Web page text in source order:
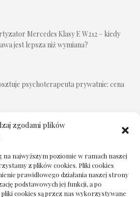
zgodami plików
na najwyższym poziomie w ramach naszej
z plików cookies. Pliki cookies
prawidłowego działania naszej strony
podstawowych jej funkcji, a po
cookies są przez nas wykorzystywane
Mercedes Klasy E W212 – kiedy
jest lepsza niż wymiana?
psychoterapeuta prywatnie: cena
do odbioru przy zmianie biura
podłogowa do salonu: jak wybrać bez